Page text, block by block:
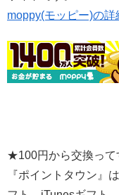
moppy(モッピー)の
★100円から交換っ
『ポイントタウン』